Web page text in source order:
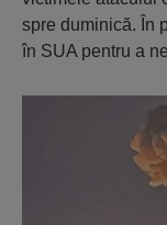
spre duminică. În
în SUA pentru a